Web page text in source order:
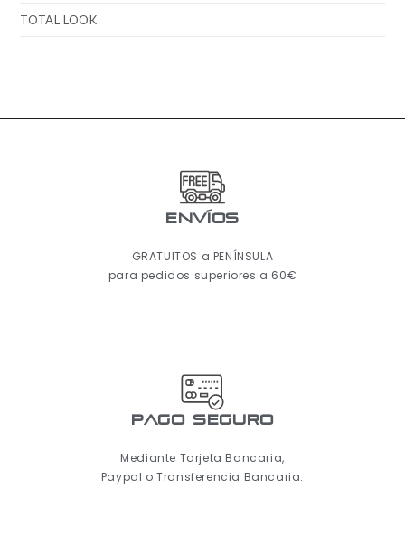
TOTAL LOOK
ENVÍOS
GRATUITOS a PENÍNSULA
para pedidos superiores a 60€
pago seguro
Mediante Tarjeta Bancaria,
Paypal o Transferencia Bancaria.